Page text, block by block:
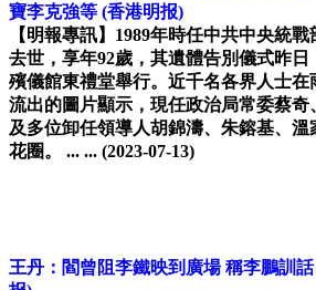
寶李克強等 (香港明报)
【明報專訊】1989年時任中共中央統
去世，享年92歲，其遺體告別儀式昨日
殯儀館東禮堂舉行。近千名各界人士
流出的圖片顯示，現任政治局常委蔡奇
及多位卸任領導人胡錦濤、朱鎔基、
花圈。 ... ... (2023-07-13)
王丹：閻曾阻李鐵映到廣場 稱李鵬訓話